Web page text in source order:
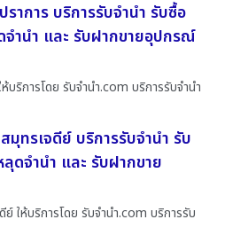
าการ บริการรับจำนำ รับซื้อ
ำนำ และ รับฝากขายอุปกรณ์
บริการโดย รับจํานํา.com บริการรับจำนำ
มุทรเจดีย์ บริการรับจำนำ รับ
ดจำนำ และ รับฝากขาย
ให้บริการโดย รับจํานํา.com บริการรับ